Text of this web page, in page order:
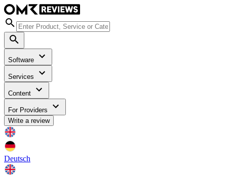
Software
Services
Content
For Providers
Write a review
Deutsch